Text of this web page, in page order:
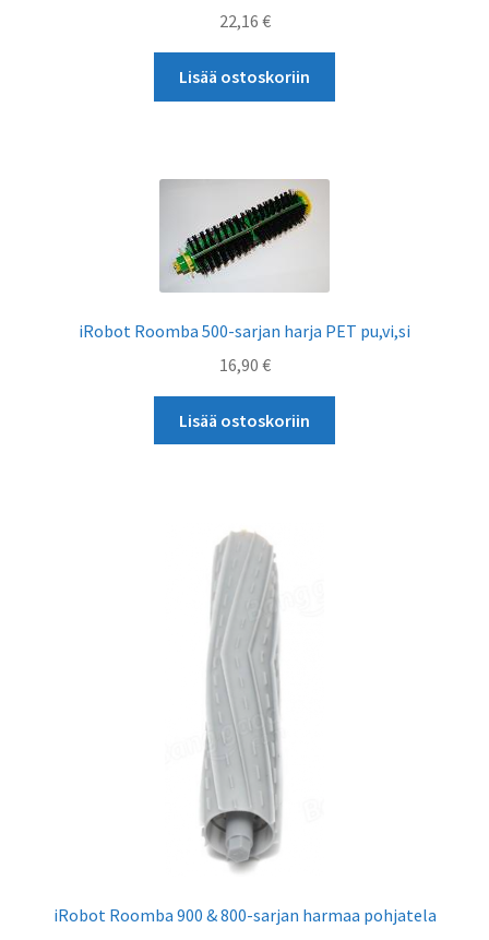
22,16 €
Lisää ostoskoriin
iRobot Roomba 500-sarjan harja PET pu,vi,si
16,90 €
Lisää ostoskoriin
iRobot Roomba 900 & 800-sarjan harmaa pohjatela